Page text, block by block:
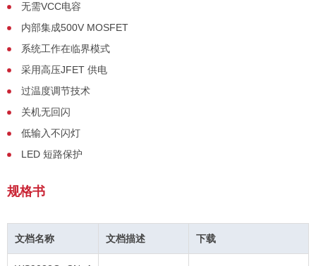
无需VCC电容
内部集成500V MOSFET
系统工作在临界模式
采用高压JFET 供电
过温度调节技术
关机无回闪
低输入不闪灯
LED 短路保护
规格书
文档名称 文档描述 下载